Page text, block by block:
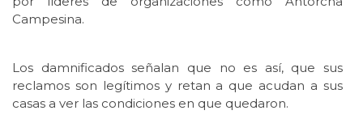
Campesina.
Los damnificados señalan que no es así, que sus
reclamos son legítimos y retan a que acudan a sus
casas a ver las condiciones en que quedaron.